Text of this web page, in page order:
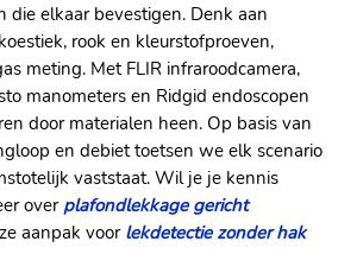
die elkaar bevestigen.​ Denk aan
rook en kleurstofproeven,
meting.​ Met FLIR infraroodcamera,
manometers en Ridgid endoscopen
door materialen heen.​ Op basis van
en debiet toetsen we elk scenario
vaststaat.​ Wil je je kennis
over plafondlekkage gericht
aanpak voor lekdetectie zonder hak